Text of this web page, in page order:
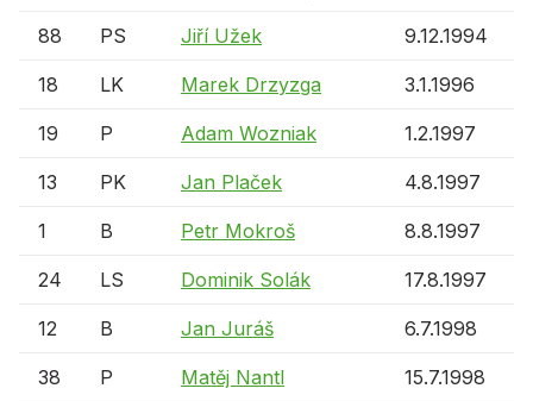
88 PS Jiří Užek 9.12.1994
18 LK Marek Drzyzga 3.1.1996
19 P Adam Wozniak 1.2.1997
13 PK Jan Plaček 4.8.1997
1 B Petr Mokroš 8.8.1997
24 LS Dominik Solák 17.8.1997
12 B Jan Juráš 6.7.1998
38 P Matěj Nantl 15.7.1998